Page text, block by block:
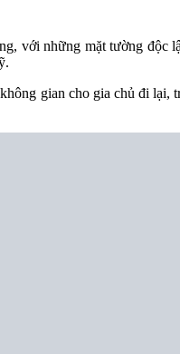
với những mặt tường độc
gian cho gia chủ đi lại,